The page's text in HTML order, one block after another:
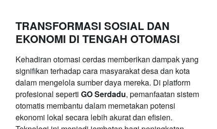
TRANSFORMASI SOSIAL DAN
EKONOMI DI TENGAH OTOMASI
Kehadiran otomasi cerdas memberikan dampak yang
signifikan terhadap cara masyarakat desa dan kota
dalam mengelola sumber daya mereka. Di platform
profesional seperti GO Serdadu, pemanfaatan sistem
otomatis membantu dalam memetakan potensi
ekonomi lokal secara lebih akurat dan efisien.